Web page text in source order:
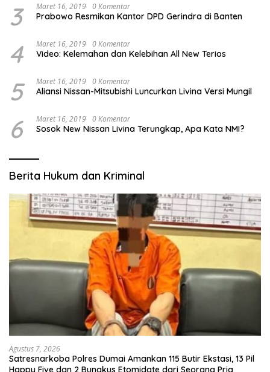
3 Maret 16, 2019 0 Komentar
Prabowo Resmikan Kantor DPD Gerindra di Banten
4 Maret 16, 2019 0 Komentar
Video: Kelemahan dan Kelebihan All New Terios
5 Maret 16, 2019 0 Komentar
Aliansi Nissan-Mitsubishi Luncurkan Livina Versi Mungil
6 Maret 16, 2019 0 Komentar
Sosok New Nissan Livina Terungkap, Apa Kata NMI?
Berita Hukum dan Kriminal
Agustus 7, 2026
Satresnarkoba Polres Dumai Amankan 115 Butir Ekstasi, 13 Pil
Happy Five dan 2 Bungkus Etomidate dari Seorang Pria